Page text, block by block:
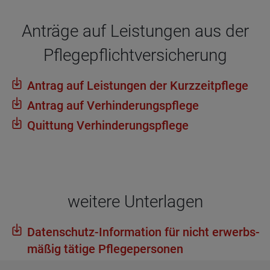
Anträge auf Leis­tun­gen aus der
Pfle­ge­pflicht­ver­si­che­rung
Antrag auf Leis­tun­gen der Kurz­zeit­pflege
Antrag auf Ver­hin­de­rungs­pflege
Quit­tung Ver­hin­de­rungs­pflege
wei­tere Unter­la­gen
Daten­schutz-Infor­ma­tion für nicht erwerbs­
mä­ßig tätige Pfle­ge­per­so­nen